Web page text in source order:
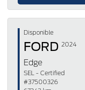
Disponible
FORD 2024
Edge
SEL - Certified
#37500326